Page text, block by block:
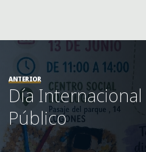
ANTERIOR
Día
Público